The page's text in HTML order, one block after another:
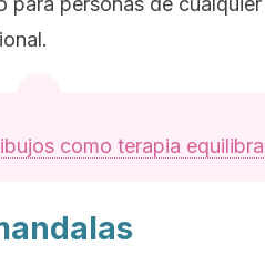
como terapia